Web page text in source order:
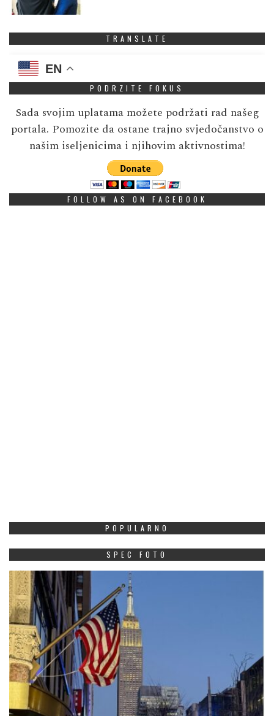
TRANSLATE
EN
PODRZITE FOKUS
Sada svojim uplatama možete podržati rad našeg
portala. Pomozite da ostane trajno svjedočanstvo o
našim iseljenicima i njihovim aktivnostima!
FOLLOW AS ON FACEBOOK
POPULARNO
SPEC FOTO